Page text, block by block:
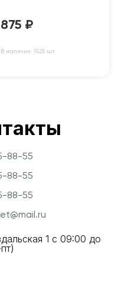
875 ₽
В наличии: 1525 шт
88-55
88-55
88-55
1 с 09:00 до